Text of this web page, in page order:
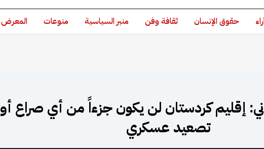
حقوق الإنسان ثقافة وفن منبر السياسية منوعات المعرض
إقليم كردستان لن يكون جزءاً من أي صراع أو
تصعيد عسكري